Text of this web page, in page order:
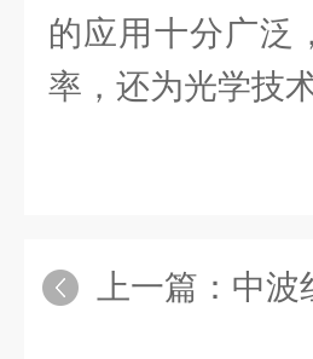
的应用十分广泛
率，还为光学技
上一篇： 中波